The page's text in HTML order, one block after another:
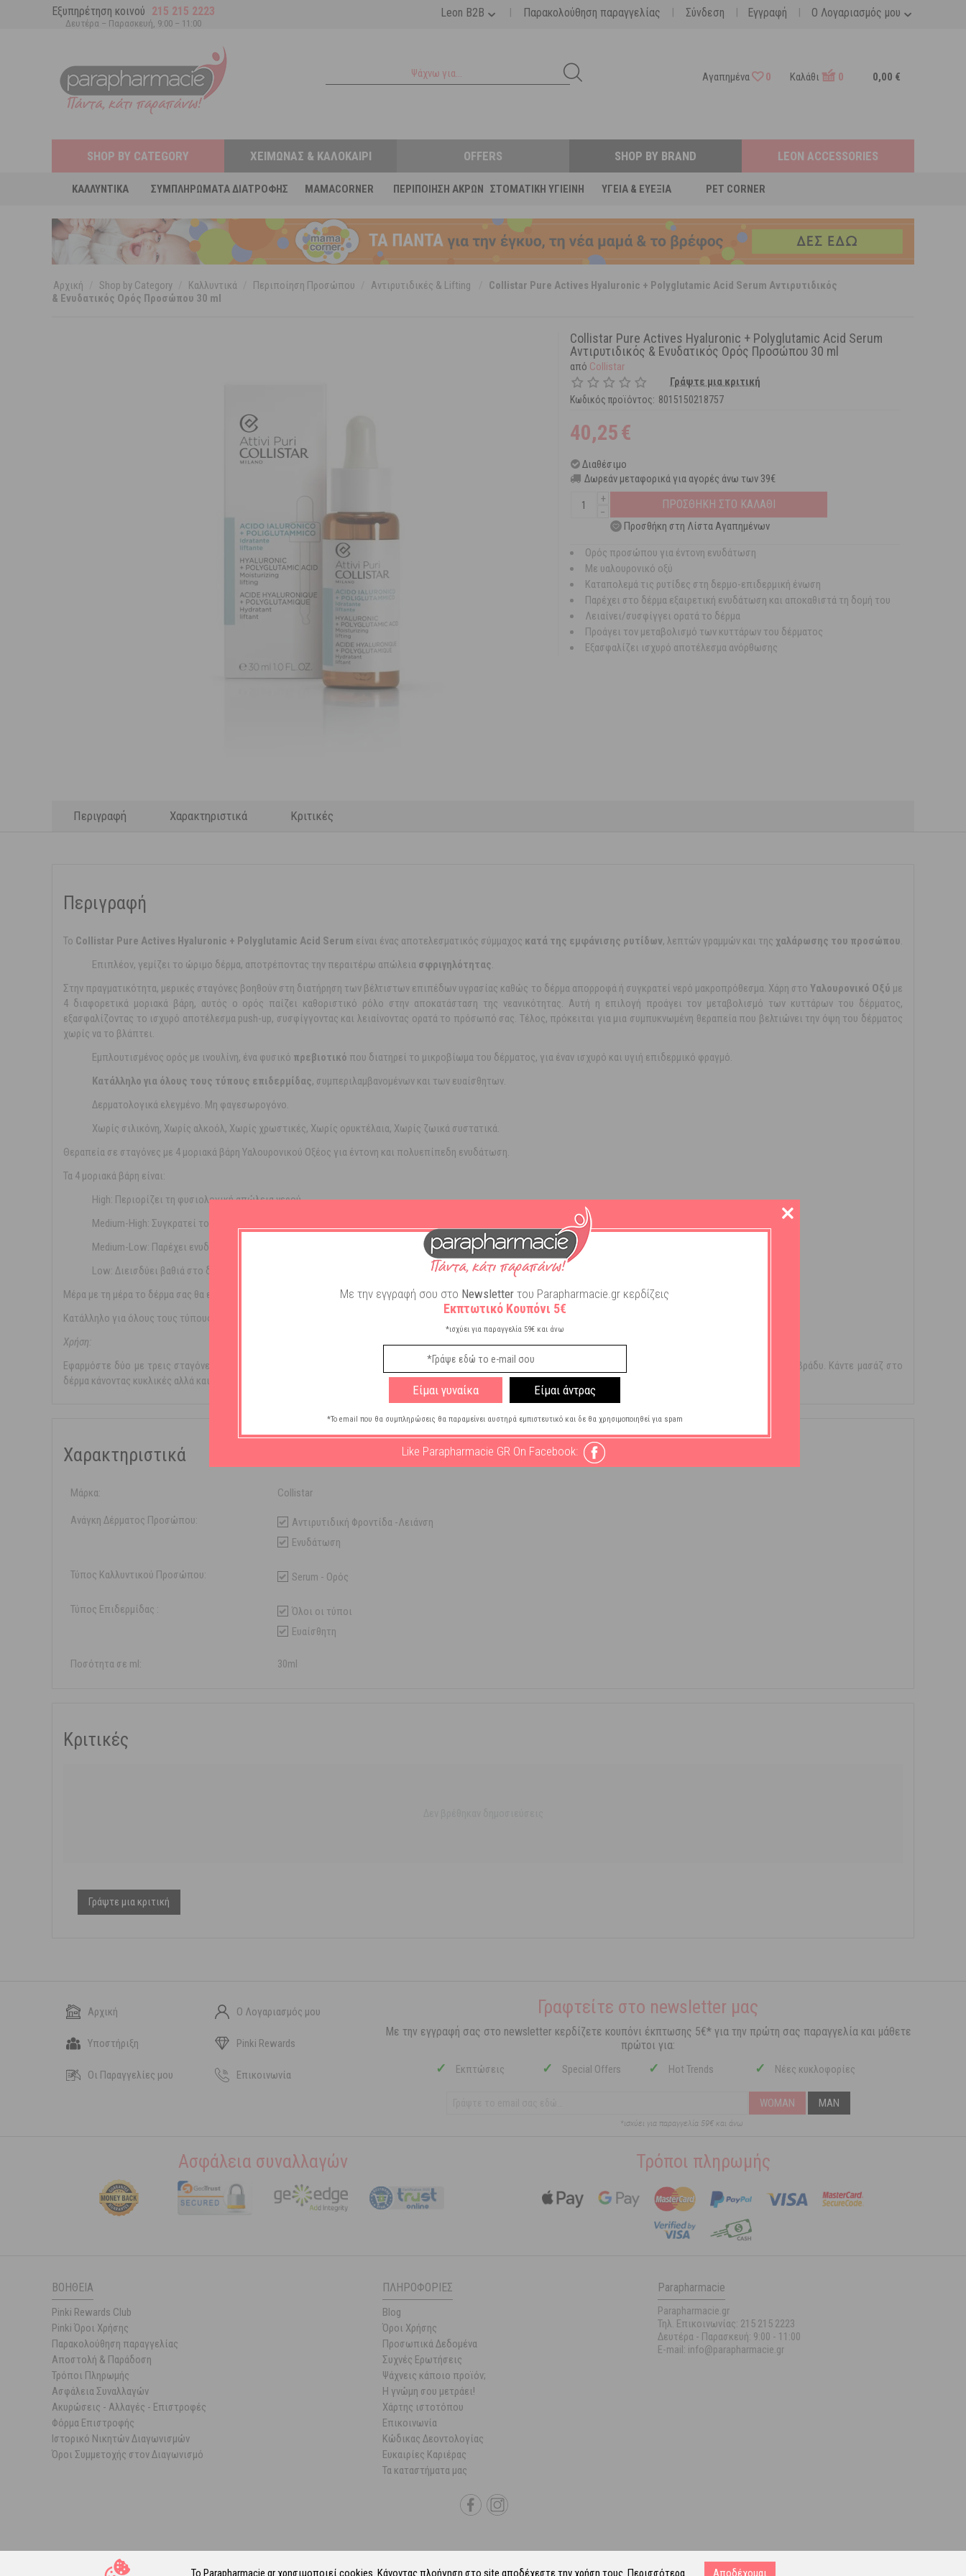
Το Parapharmacie.gr χρησιμοποιεί cookies . Κάνοντας πλοήγηση στο site αποδέχεστε την χρήση τους. Περισσότερα Αποδέχομαι
Εξυπηρέτηση κοινού 215 215 2223
Δευτέρα – Παρασκευή, 9:00 – 11:00
Ο Λογαριασμός μου
Leon B2B | Παρακολούθηση παραγγελίας | Σύνδεση | Εγγραφή |
Αγαπημένα 0 Καλάθι 0 0,00 €
SHOP BY CATEGORY
ΚΑΛΛΥΝΤΙΚΆ ΣΥΜΠΛΗΡΏΜΑΤΑ ΔΙΑΤΡΟΦΉΣ MAMACORNER ΠΕΡΙΠΟΊΗΣΗ ΆΚΡΩΝ ΣΤΟΜΑΤΙΚΉ ΥΓΙΕΙΝΉ ΥΓΕΊΑ & ΕΥΕΞΊΑ PET CORNER
ΧΕΙΜΏΝΑΣ & ΚΑΛΟΚΑΊΡΙ OFFERS SHOP BY BRAND LEON ACCESSORIES
Αρχική Shop by Category Καλλυντικά Περιποίηση Προσώπου Αντιρυτιδικές & Lifting
Collistar Pure Actives Hyaluronic + Polyglutamic Acid Serum Αντιρυτιδικός
& Ενυδατικός Ορός Προσώπου 30 ml
Collistar Pure Actives Hyaluronic + Polyglutamic Acid Serum
Αντιρυτιδικός & Ενυδατικός Ορός Προσώπου 30 ml
από Collistar
Γράψτε μια κριτική
Κωδικός προϊόντος: 8015150218757
40,25€
Διαθέσιμο
Δωρεάν μεταφορικά για αγορές άνω των 39€
+
−
ΠΡΟΣΘΗΚΗ ΣΤΟ ΚΑΛΑΘΙ
Προσθήκη στη Λίστα Αγαπημένων
Ορός προσώπου για έντονη ενυδάτωση
Με υαλουρονικό οξύ
Καταπολεμά τις ρυτίδες στη δερμο-επιδερμική ένωση
Παρέχει στο δέρμα εξαιρετική ενυδάτωση και αποκαθιστά τη δομή του
Λειαίνει/συσφίγγει ορατά το δέρμα
Προάγει τον μεταβολισμό των κυττάρων του δέρματος
Εξασφαλίζει ισχυρό αποτέλεσμα ανόρθωσης
Περιγραφή Χαρακτηριστικά Κριτικές
Περιγραφή
Το Collistar Pure Actives Hyaluronic + Polyglutamic Acid Serum είναι ένας αποτελεσματικός σύμμαχος κατά της εμφάνισης ρυτίδων, λεπτών γραμμών και της χαλάρωσης του προσώπου.
Επιπλέον, γεμίζει το ώριμο δέρμα, αποτρέποντας την περαιτέρω απώλεια σφριγηλότητας.
Στην πραγματικότητα, μερικές σταγόνες βοηθούν στη διατήρηση των βέλτιστων επιπέδων υγρασίας καθώς το δέρμα απορροφά ή συγκρατεί νερό μακροπρόθεσμα. Χάρη στο Υαλουρονικό Οξύ με
4 διαφορετικά μοριακά βάρη, αυτός ο ορός παίζει καθοριστικό ρόλο στην αποκατάσταση της νεανικότητας. Αυτή η επιλογή προάγει τον μεταβολισμό των κυττάρων του δέρματος,
εξασφαλίζοντας το ισχυρό αποτέλεσμα push-up, συσφίγγοντας και λειαίνοντας ορατά το πρόσωπό σας. Τέλος, πρόκειται για μια συμπυκνωμένη θεραπεία που βελτιώνει την όψη του δέρματος
χωρίς να το βλάπτει.
Εμπλουτισμένος ορός με ινουλίνη, ένα φυσικό πρεβιοτικό που διατηρεί το μικροβίωμα του δέρματος, για έναν ισχυρό και υγιή επιδερμικό φραγμό.
Κατάλληλο για όλους τους τύπους επιδερμίδας, συμπεριλαμβανομένων και των ευαίσθητων.
Δερματολογικά ελεγμένο. Μη φαγεσωρογόνο.
Χωρίς σιλικόνη, Χωρίς αλκοόλ, Χωρίς χρωστικές, Χωρίς ορυκτέλαια, Χωρίς ζωικά συστατικά.
Θεραπεία σε σταγόνες με 4 μοριακά βάρη Υαλουρονικού Οξέος για έντονη και πολυεπίπεδη ενυδάτωση.
Τα 4 μοριακά βάρη είναι:
High: Περιορίζει τη φυσιολογική απώλεια νερού.
Medium-High: Συγκρατεί το νερό στην επιφάνεια του δέρματος, θρέφοντάς το.
Medium-Low: Παρέχει ενυδάτωση και επισκευάζει το κατεστραμμένο στρώμα.
Low: Διεισδύει βαθιά στο δέρμα, ενυδατώνοντάς το και αποκαθιστώντας το από μέσα.
Μέρα με τη μέρα το δέρμα σας θα είναι βαθιά ενυδατωμένο και προοδευτικά οι μικρές ρυτίδες και τα σημάδια αφυδάτωσης θα ελαχιστοποιούνται.
Κατάλληλο για όλους τους τύπους δέρματος, ακόμα και για τα ευαίσθητα.
Χρήση:
Εφαρμόστε δύο με τρεις σταγόνες
Collistar Pure Actives Hyaluronic + Polyglutamic Acid Serumμετά τον καθαρισμό του προσώπου και του λαιμού σας, πρωί και βράδυ. Κάντε μασάζ στο
δέρμα κάνοντας κυκλικές αλλά και ανοδικές κινήσεις. Περιμένετε μέχρι να απορροφηθεί πλήρως.
Χαρακτηριστικά
Μάρκα: Collistar
Ανάγκη Δέρματος Προσώπου:
Αντιρυτιδική Φροντίδα -Λειάνση
Ενυδάτωση
Τύπος Καλλυντικού Προσώπου: Serum - Ορός
Τύπος Επιδερμίδας :
Όλοι οι τύποι
Ευαίσθητη
Ποσότητα σε ml: 30ml
Κριτικές
Γράψτε μια κριτική
Αρχική Ο Λογαριασμός μου
Υποστήριξη Pinki Rewards
Οι Παραγγελίες μου Επικοινωνία
Γραφτείτε στο newsletter μας
Με την εγγραφή σας στο newsletter κερδίζετε κουπόνι έκπτωσης 5€* για την πρώτη σας παραγγελία και μάθετε
πρώτοι για:
✓ Εκπτώσεις ✓ Special Offers ✓ Hot Trends ✓ Νέες κυκλοφορίες
WOMAN MAN
*ισχύει για παραγγελία 59€ και άνω
Ασφάλεια συναλλαγών Τρόποι πληρωμής
ΒΟΉΘΕΙΑ
Pinki Rewards Club
Pinki Όροι Χρήσης
Παρακολούθηση παραγγελίας
Αποστολή & Παράδοση
Τρόποι Πληρωμής
Ασφάλεια Συναλλαγών
Ακυρώσεις - Αλλαγές - Επιστροφές
Φόρμα Επιστροφής
Ιστορικό Νικητών Διαγωνισμών
Όροι Συμμετοχής στον Διαγωνισμό
ΠΛΗΡΟΦΟΡΊΕΣ
Blog
Όροι Χρήσης
Προσωπικά Δεδομένα
Συχνές Ερωτήσεις
Ψάχνεις κάποιο προϊόν;
Η γνώμη σου μετράει!
Χάρτης ιστοτόπου
Επικοινωνία
Κώδικας Δεοντολογίας
Ευκαιρίες Καριέρας
Τα καταστήματα μας
Parapharmacie
Parapharmacie.gr
Τηλ. Επικοινωνίας: 215 215 2223
Δευτέρα - Παρασκευή: 9:00 - 11:00
E-mail: info@parapharmacie.gr
Με την εγγραφή σου στο Newsletter του Parapharmacie.gr κερδίζεις
Εκπτωτικό Κουπόνι 5€
*ισχύει για παραγγελία 59€ και άνω
Είμαι γυναίκα Είμαι άντρας
*Το email που θα συμπληρώσεις θα παραμείνει αυστηρά εμπιστευτικό και δε θα χρησιμοποιηθεί για spam
Like Parapharmacie GR On Facebook: